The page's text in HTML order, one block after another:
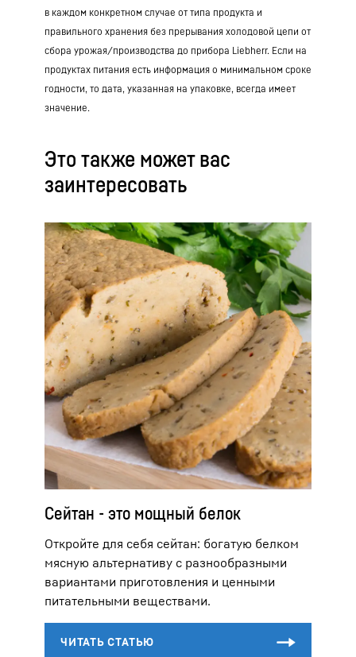
в каждом конкретном случае от типа продукта и
правильного хранения без прерывания холодовой цепи от
сбора урожая/производства до прибора Liebherr. Если на
продуктах питания есть информация о минимальном сроке
годности, то дата, указанная на упаковке, всегда имеет
значение.
Это также может вас
заинтересовать
Сейтан - это мощный белок
Откройте для себя сейтан: богатую белком
мясную альтернативу с разнообразными
вариантами приготовления и ценными
питательными веществами.